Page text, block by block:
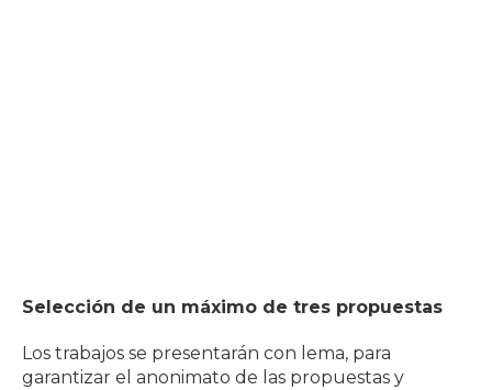
Selección de un máximo de tres propuestas
Los trabajos se presentarán con lema, para
garantizar el anonimato de las propuestas y